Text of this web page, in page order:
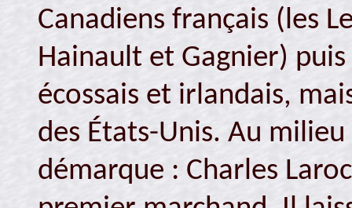
Canadiens français (les
Hainault et Gagnier)
écossais et irlandais,
des États-Unis. Au
démarque : Charles